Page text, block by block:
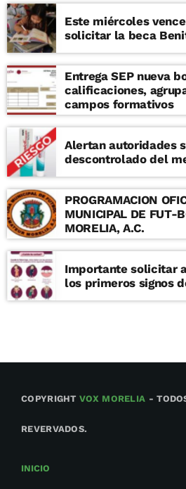
Este miércoles
solicitar la beca
Entrega SEP nueva
calificaciones,
campos formativos
Alertan autoridades
descontrolado del
PROGRAMACION
MUNICIPAL DE FUT-
MORELIA, A.C.
Importante solicitar
los primeros signos
COPYRIGHTVOX MORELIA -
REVERVADOS.
INICIO